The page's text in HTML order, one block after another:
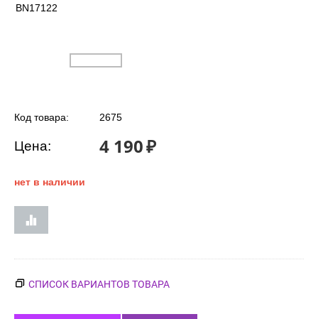
BN17122
Код товара: 2675
Цена: 4 190₽
нет в наличии
СПИСОК ВАРИАНТОВ ТОВАРА